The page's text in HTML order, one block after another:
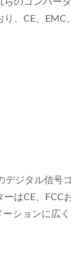
らのコンバー
、CE、EMC
デジタル信号
はCE、FCC
ーションに広